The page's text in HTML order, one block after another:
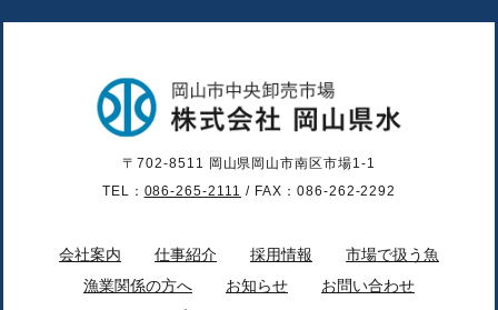
〒702-8511 岡山県岡山市南区市場1-1
TEL： 086-265-2111 / FAX：086-262-2292
会社案内 仕事紹介 採用情報
市場で扱う魚
漁業関係の方へ
お知らせ
お問い合わせ